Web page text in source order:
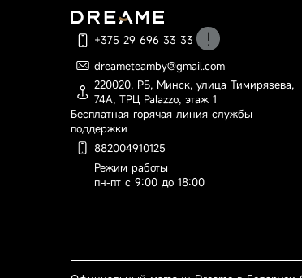
+375 29 696 33 33
По вопросам оформления
заказа, доставки и оплаты
dreameteamby@gmail.com
220020, РБ, Минск, улица Тимирязева,
74А, ТРЦ Palazzo, этаж 1
Бесплатная горячая линия службы
поддержки
882004910125
Режим работы
пн-пт с 9:00 до 18:00